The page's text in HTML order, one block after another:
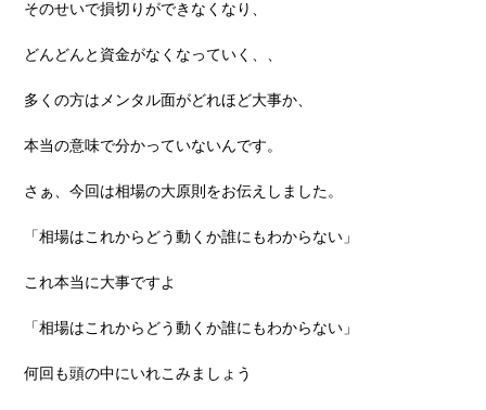
そのせいで損切りができなくなり、
どんどんと資⾦がなくなっていく、、
多くの⽅はメンタル⾯がどれほど⼤事か、
本当の意味で分かっていないんです。
さぁ、今回は相場の⼤原則をお伝えしました。
「相場はこれからどう動くか誰にもわからない」
これ本当に⼤事ですよ
「相場はこれからどう動くか誰にもわからない」
何回も頭の中にいれこみましょう